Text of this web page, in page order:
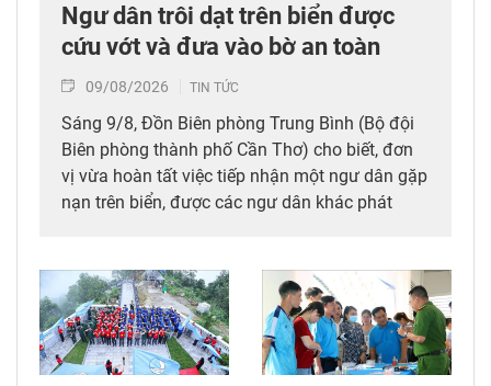
Ngư dân trôi dạt trên biển được
cứu vớt và đưa vào bờ an toàn
09/08/2026 TIN TỨC
Sáng 9/8, Đồn Biên phòng Trung Bình (Bộ đội
Biên phòng thành phố Cần Thơ) cho biết, đơn
vị vừa hoàn tất việc tiếp nhận một ngư dân gặp
nạn trên biển, được các ngư dân khác phát